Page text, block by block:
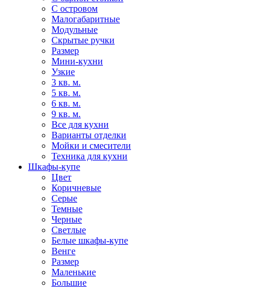
С островом
Малогабаритные
Модульные
Скрытые ручки
Размер
Мини-кухни
Узкие
3 кв. м.
5 кв. м.
6 кв. м.
9 кв. м.
Все для кухни
Варианты отделки
Мойки и смесители
Техника для кухни
Шкафы-купе
Цвет
Коричневые
Серые
Темные
Черные
Светлые
Белые шкафы-купе
Венге
Размер
Маленькие
Большие